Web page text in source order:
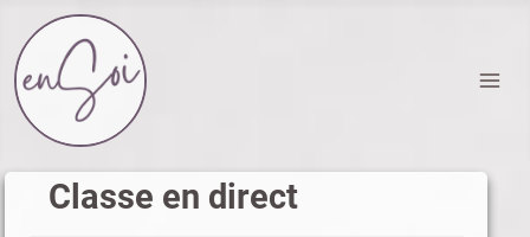
Classe en direct